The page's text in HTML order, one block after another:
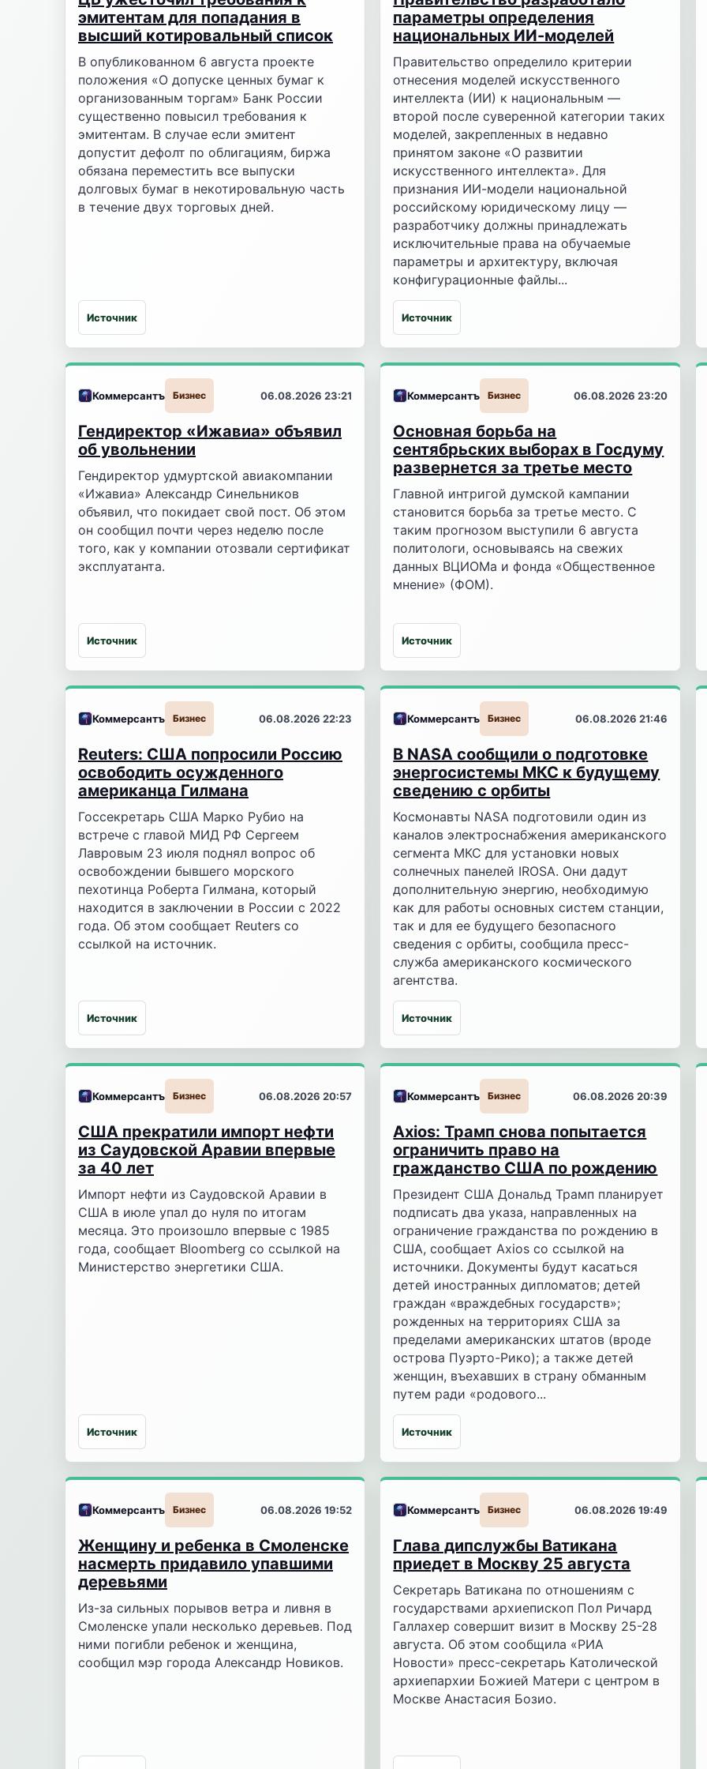
эмитентам для попадания в
высший котировальный список
В опубликованном 6 августа проекте
положения «О допуске ценных бумаг к
организованным торгам» Банк России
существенно повысил требования к
эмитентам. В случае если эмитент
допустит дефолт по облигациям, биржа
обязана переместить все выпуски
долговых бумаг в некотировальную часть
в течение двух торговых дней.
Источник
параметры определения
национальных ИИ-моделей
Правительство определило критерии
отнесения моделей искусственного
интеллекта (ИИ) к национальным —
второй после суверенной категории таких
моделей, закрепленных в недавно
принятом законе «О развитии
искусственного интеллекта». Для
признания ИИ-модели национальной
российскому юридическому лицу —
разработчику должны принадлежать
исключительные права на обучаемые
параметры и архитектуру, включая
конфигурационные файлы...
Источник
Коммерсантъ Бизнес 06.08.2026 23:21
Гендиректор «Ижавиа» объявил
об увольнении
Гендиректор удмуртской авиакомпании
«Ижавиа» Александр Синельников
объявил, что покидает свой пост. Об этом
он сообщил почти через неделю после
того, как у компании отозвали сертификат
эксплуатанта.
Источник
Коммерсантъ Бизнес 06.08.2026 23:20
Основная борьба на
сентябрьских выборах в Госдуму
развернется за третье место
Главной интригой думской кампании
становится борьба за третье место. С
таким прогнозом выступили 6 августа
политологи, основываясь на свежих
данных ВЦИОМа и фонда «Общественное
мнение» (ФОМ).
Источник
Коммерсантъ Бизнес 06.08.2026 22:23
Reuters: США попросили Россию
освободить осужденного
американца Гилмана
Госсекретарь США Марко Рубио на
встрече с главой МИД РФ Сергеем
Лавровым 23 июля поднял вопрос об
освобождении бывшего морского
пехотинца Роберта Гилмана, который
находится в заключении в России с 2022
года. Об этом сообщает Reuters со
ссылкой на источник.
Источник
Коммерсантъ Бизнес 06.08.2026 21:46
В NASA сообщили о подготовке
энергосистемы МКС к будущему
сведению с орбиты
Космонавты NASA подготовили один из
каналов электроснабжения американского
сегмента МКС для установки новых
солнечных панелей IROSA. Они дадут
дополнительную энергию, необходимую
как для работы основных систем станции,
так и для ее будущего безопасного
сведения с орбиты, сообщила пресс-
служба американского космического
агентства.
Источник
Коммерсантъ Бизнес 06.08.2026 20:57
США прекратили импорт нефти
из Саудовской Аравии впервые
за 40 лет
Импорт нефти из Саудовской Аравии в
США в июле упал до нуля по итогам
месяца. Это произошло впервые с 1985
года, сообщает Bloomberg со ссылкой на
Министерство энергетики США.
Источник
Коммерсантъ Бизнес 06.08.2026 20:39
Axios: Трамп снова попытается
ограничить право на
гражданство США по рождению
Президент США Дональд Трамп планирует
подписать два указа, направленных на
ограничение гражданства по рождению в
США, сообщает Axios со ссылкой на
источники. Документы будут касаться
детей иностранных дипломатов; детей
граждан «враждебных государств»;
рожденных на территориях США за
пределами американских штатов (вроде
острова Пуэрто-Рико); а также детей
женщин, въехавших в страну обманным
путем ради «родового...
Источник
Коммерсантъ Бизнес 06.08.2026 19:52
Женщину и ребенка в Смоленске
насмерть придавило упавшими
деревьями
Из-за сильных порывов ветра и ливня в
Смоленске упали несколько деревьев. Под
ними погибли ребенок и женщина,
сообщил мэр города Александр Новиков.
Коммерсантъ Бизнес 06.08.2026 19:49
Глава дипслужбы Ватикана
приедет в Москву 25 августа
Секретарь Ватикана по отношениям с
государствами архиепископ Пол Ричард
Галлахер совершит визит в Москву 25-28
августа. Об этом сообщила «РИА
Новости» пресс-секретарь Католической
архиепархии Божией Матери с центром в
Москве Анастасия Бозио.